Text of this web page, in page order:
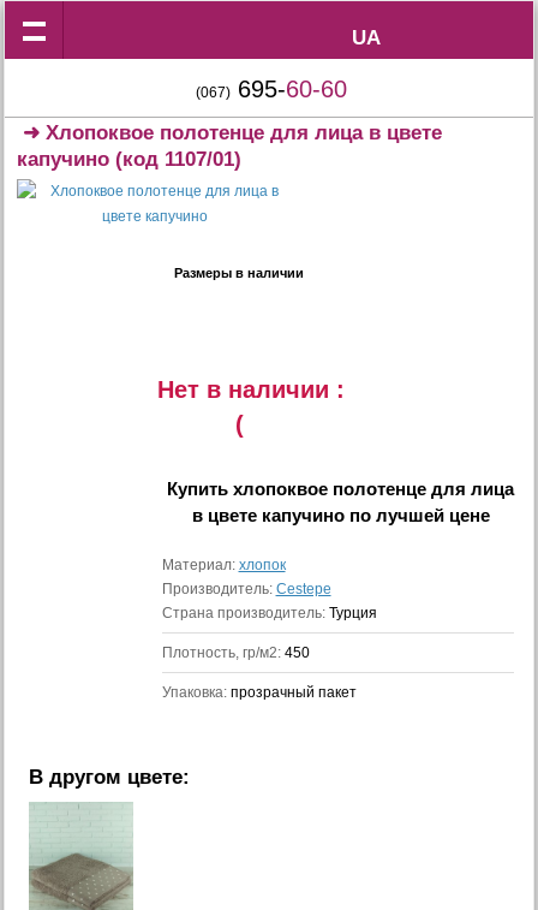
UA
UA
(067) 695-60-60
➜Хлопоквое полотенце для лица в цвете
капучино (код 1107/01)
Размеры в наличии
Нет в наличии :
(
Купитьхлопоквое полотенце для лица
в цвете капучинопо лучшей цене
Материал: хлопок
Производитель: Cestepe
Страна производитель: Турция
Плотность, гр/м2: 450
Упаковка: прозрачный пакет
В другом цвете: